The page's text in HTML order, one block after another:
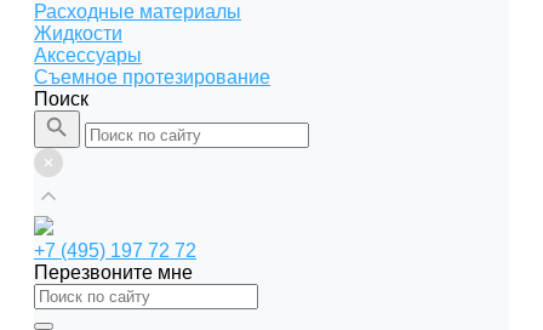
Расходные материалы
Жидкости
Аксессуары
Съемное протезирование
Поиск
+7 (495) 197 72 72
Перезвоните мне